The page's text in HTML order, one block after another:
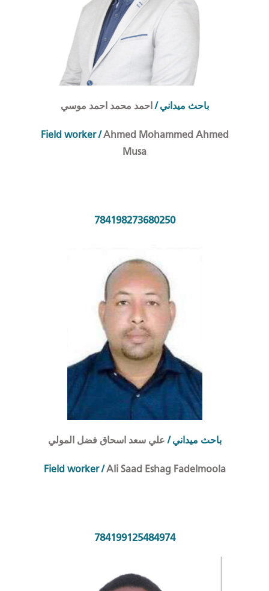
باحث ميداني/احمد محمد احمد موسي
Field worker /Ahmed Mohammed Ahmed
Musa
784198273680250
باحث ميداني/علي سعد اسحاق فضل المولي
Field worker /Ali Saad Eshag Fadelmoola
784199125484974